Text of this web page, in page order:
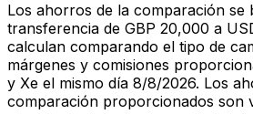
Los ahorros de la comparación se
transferencia de GBP 20,000 a
calculan comparando el tipo de
márgenes y comisiones
y Xe el mismo día 8/8/2026. Los
comparación proporcionados son